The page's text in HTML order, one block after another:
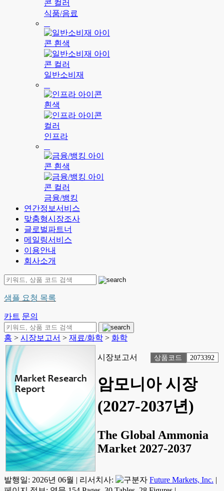
식품/음료
일반소비재
인프라
금융/뱅킹
연간정보서비스
맞춤형시장조사
글로벌파트너
메일링서비스
이용안내
회사소개
샘플 요청 목록
카트 문의
홈 > 시장보고서 > 재료/화학 > 화학
시장보고서 상품코드 2073392
암모니아 시장
(2027-2037년)
The Global Ammonia
Market 2027-2037
발행일: 2026년 06월 | 리서치사: Future Markets, Inc. |